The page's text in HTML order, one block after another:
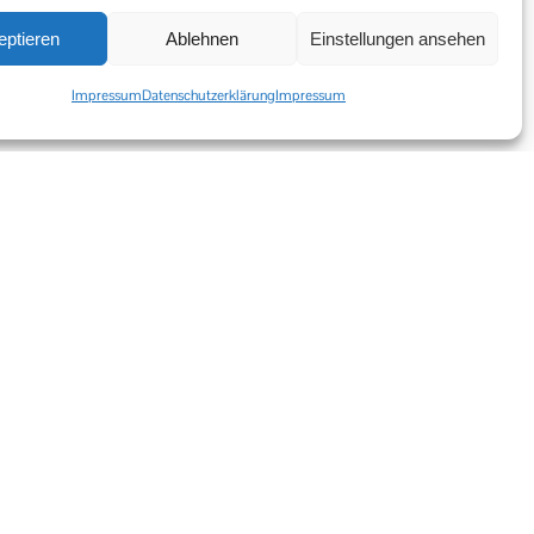
Ablehnen Einstellungen ansehen
ImpressumDatenschutzerklärungImpressum